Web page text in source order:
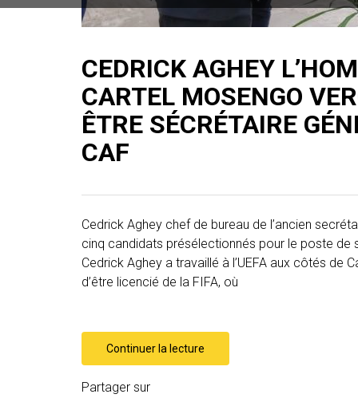
CEDRICK AGHEY
CARTEL MOSENGO
ÊTRE SÉCRÉTAIRE
CAF
Cedrick Aghey chef de bureau de l’ancien
cinq candidats présélectionnés pour le poste de
Cedrick Aghey a travaillé à l’UEFA aux côtés de
d’être licencié de la FIFA, où
Continuer la lecture
Partager sur